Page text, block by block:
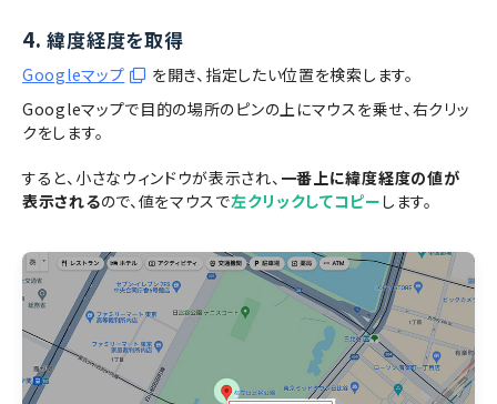
4. 緯度経度を取得
Googleマップ
を開き、指定したい位置を検索します。
Googleマップで目的の場所のピンの上にマウスを乗せ、右クリッ
クをします。
すると、小さなウィンドウが表示され、 一番上に緯度経度の値が
表示されるので、値をマウスで左クリックしてコピー します。